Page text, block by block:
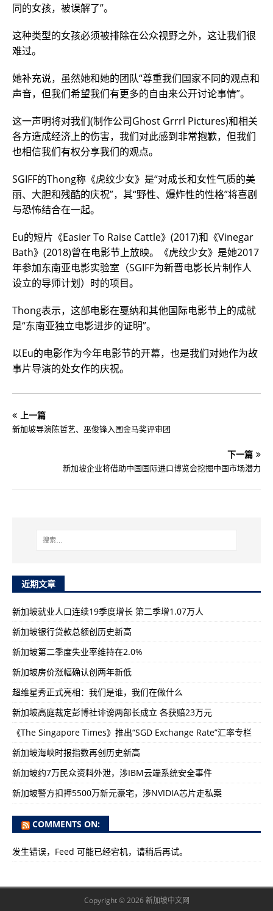
同的女孩，被误解了”。
这种类型的女孩必须被排除在公众视野之外，这让我们很
难过。
她补充说，虽然她和她的团队“尊重我们国家不同的观点和
声音，但我们希望我们有更多的自由来公开讨论事情”。
这一声明将对我们(制作公司Ghost Grrrl Pictures)和相关
各方造成经济上的伤害，我们对此感到非常抱歉，但我们
也相信我们有权分享我们的观点。
SGIFF的Thong称《虎纹少女》是“对成长和女性气质的美
丽、大胆和残酷的庆祝”，其“野性、爆炸性的性格”将喜剧
与恐怖结合在一起。
Eu的短片《Easier To Raise Cattle》(2017)和《Vinegar
Bath》(2018)曾在电影节上放映。《虎纹少女》是她2017
年参加东南亚电影实验室（SGIFF为新晋电影长片制作人
设立的导师计划）时的项目。
Thong表示，这部电影在戛纳和其他国际电影节上的成就
是“东南亚独立电影进步的证明”。
以Eu的电影作为今年电影节的开幕，也是我们对她作为故
事片导演的处女作的庆祝。
上一篇
新加坡导演陈哲艺、巫俊锋入围金马奖评审团
下一篇
新加坡企业将借助中国国际进口博览会挖掘中国市场潜力
近期文章
新加坡就业人口连续19季度增长 第二季增1.07万人
新加坡银行贷款总额创历史新高
新加坡第二季度失业率维持在2.0%
新加坡房价涨幅确认创两年新低
超维星秀正式亮相：我们是谁，我们在做什么
新加坡高庭裁定彭博社诽谤两部长成立 各获赔23万元
《The Singapore Times》推出“SGD Exchange Rate”汇率专栏
新加坡海峡时报指数再创历史新高
新加坡约7万民众资料外泄，涉IBM云端系统安全事件
新加坡警方扣押5500万新元豪宅，涉NVIDIA芯片走私案
COMMENTS ON:
发生错误，Feed 可能已经宕机，请稍后再试。
Copyright © 2026 新加坡中文网